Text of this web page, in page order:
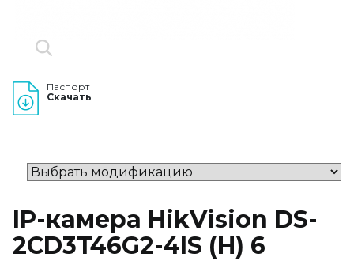
Паспорт
Скачать
IP-камера HikVision DS-
2CD3T46G2-4IS (H) 6